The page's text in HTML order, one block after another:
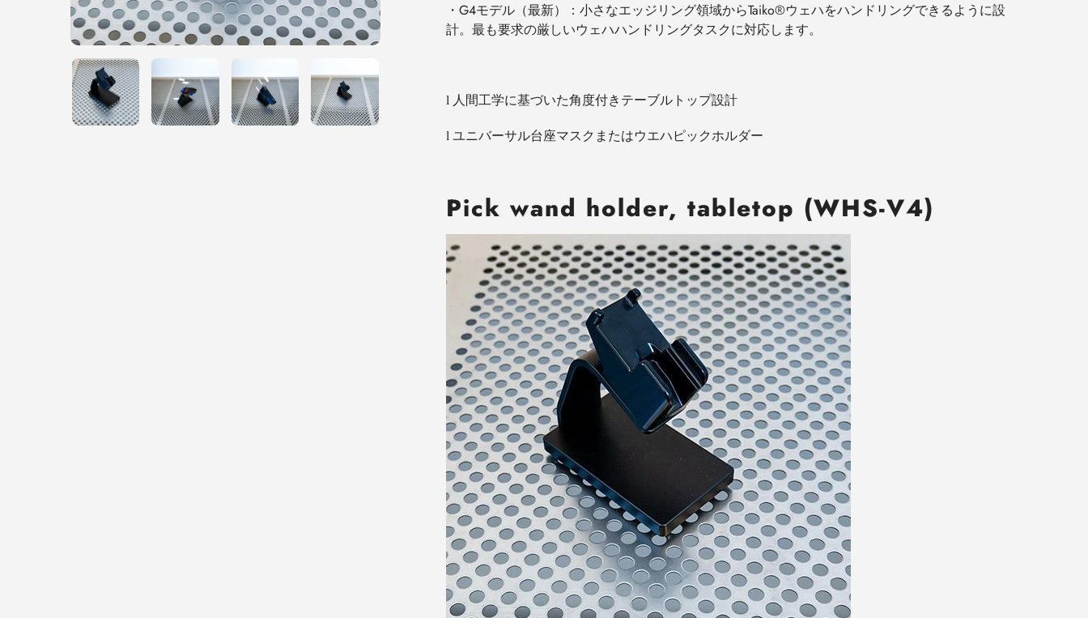
・ G4モデル（最新）：小さなエッジリング領域からTaiko®ウェハをハンドリングできるように設
計。最も要求の厳しいウェハハンドリングタスクに対応します。
l 人間工学に基づいた角度付きテーブルトップ設計
l ユニバーサル台座マスクまたはウエハピックホルダー
Pick wand holder, tabletop (WHS-V4)